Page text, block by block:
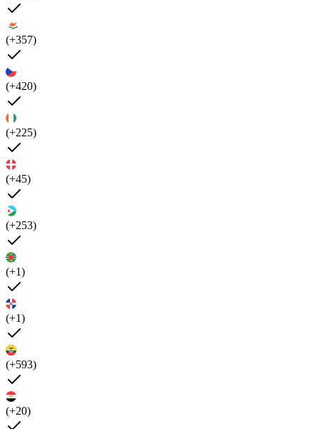
(+357)
(+420)
(+225)
(+45)
(+253)
(+1)
(+1)
(+593)
(+20)